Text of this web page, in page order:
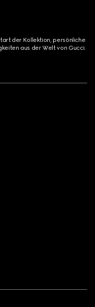
der Kollektion, persönliche
aus der Welt von Gucci.